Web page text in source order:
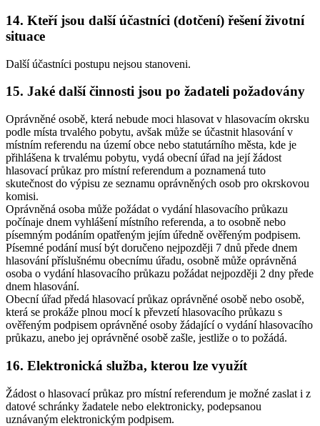
14. Kteří jsou další účastníci (dotčení) řešení životní
situace
Další účastníci postupu nejsou stanoveni.
15. Jaké další činnosti jsou po žadateli požadovány
Oprávněné osobě, která nebude moci hlasovat v hlasovacím okrsku
podle místa trvalého pobytu, avšak může se účastnit hlasování v
místním referendu na území obce nebo statutárního města, kde je
přihlášena k trvalému pobytu, vydá obecní úřad na její žádost
hlasovací průkaz pro místní referendum a poznamená tuto
skutečnost do výpisu ze seznamu oprávněných osob pro okrskovou
komisi.
Oprávněná osoba může požádat o vydání hlasovacího průkazu
počínaje dnem vyhlášení místního referenda, a to osobně nebo
písemným podáním opatřeným jejím úředně ověřeným podpisem.
Písemné podání musí být doručeno nejpozději 7 dnů přede dnem
hlasování příslušnému obecnímu úřadu, osobně může oprávněná
osoba o vydání hlasovacího průkazu požádat nejpozději 2 dny přede
dnem hlasování.
Obecní úřad předá hlasovací průkaz oprávněné osobě nebo osobě,
která se prokáže plnou mocí k převzetí hlasovacího průkazu s
ověřeným podpisem oprávněné osoby žádající o vydání hlasovacího
průkazu, anebo jej oprávněné osobě zašle, jestliže o to požádá.
16. Elektronická služba, kterou lze využít
Žádost o hlasovací průkaz pro místní referendum je možné zaslat i z
datové schránky žadatele nebo elektronicky, podepsanou
uznávaným elektronickým podpisem.